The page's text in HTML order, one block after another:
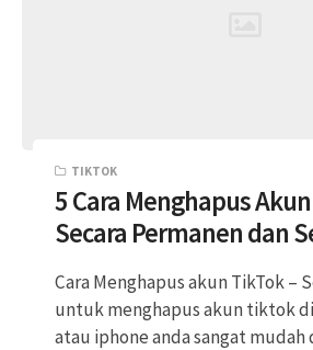
TIKTOK
5 Cara Menghapus
Secara Permanen dan
Cara Menghapus akun TikTok –
untuk menghapus akun tiktok
atau iphone anda sangat